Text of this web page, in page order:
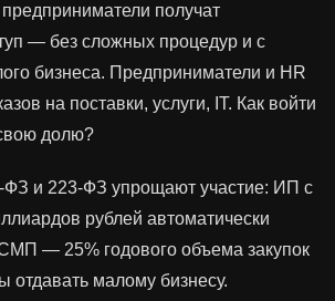
получат
— без сложных процедур и с
бизнеса. Предприниматели и HR
на поставки, услуги, IT. Как войти
долю?
и 223-ФЗ упрощают участие: ИП с
рублей автоматически
— 25% годового объема закупок
отдавать малому бизнесу.